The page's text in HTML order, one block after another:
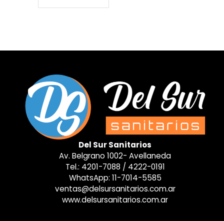
Del Sur Sanitarios
Av. Belgrano 1002- Avellaneda
Tel.: 4201-7088 / 4222-0191
WhatsApp: 11-7014-5585
ventas@delsursanitarios.com.ar
www.delsursanitarios.com.ar